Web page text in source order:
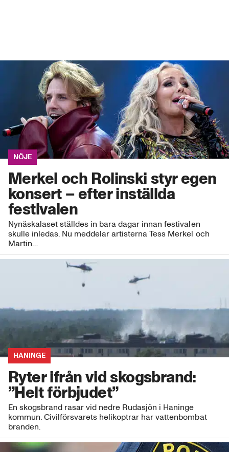
NÖJE
Merkel och Rolinski styr egen
konsert – efter inställda
festivalen
Nynäskalaset ställdes in bara dagar innan festivalen
skulle inledas. Nu meddelar artisterna Tess Merkel och
Martin…
HANINGE
Ryter ifrån vid skogsbrand:
”Helt förbjudet”
En skogsbrand rasar vid nedre Rudasjön i Haninge
kommun. Civilförsvarets helikoptrar har vattenbombat
branden.